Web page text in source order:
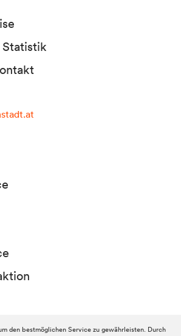
den bestmöglichen Service zu gewährleisten. Durch